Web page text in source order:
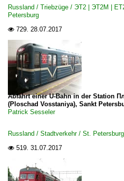
Russland / Triebzüge / ЭТ2 | ЭТ2M |
Petersburg
 729. 28.07.2017
Abfahrt einer U-Bahn in der Station
(Ploschad Vosstaniya), Sankt
Patrick Sesseler
Russland / Stadtverkehr / St.
 519. 31.07.2017